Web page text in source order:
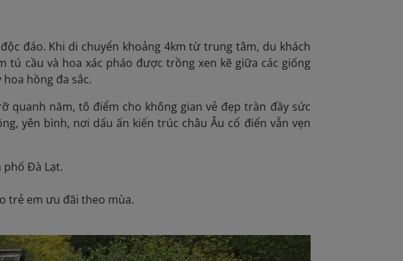
đáo. Khi di chuyển khoảng 4km từ trung tâm, du khách
tú cầu và hoa xác pháo được trồng xen kẽ giữa các giống
hồng đa sắc.
quanh năm, tô điểm cho không gian vẻ đẹp tràn đầy sức
yên bình, nơi dấu ấn kiến trúc châu Âu cổ điển vẫn vẹn
phố Đà Lạt.
trẻ em ưu đãi theo mùa.